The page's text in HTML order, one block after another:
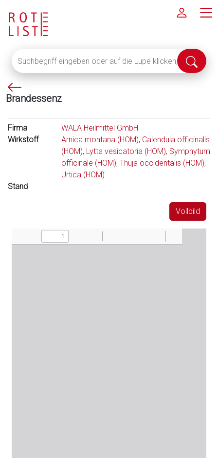
eingeben
oder
auf
die
klicken,
um
Fachinformationen
Suche
P
f
i
l
l
s
Brandessenz
Firma
WALA Heilmittel GmbH
Wirkstoff
Arnica montana (HOM), Calendula officinalis
(HOM), Lytta vesicatoria (HOM), Symphytum
officinale (HOM), Thuja occidentalis (HOM),
Urtica (HOM)
Stand
Vollbild